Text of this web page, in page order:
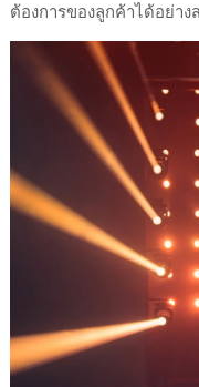
ต้องการของลูกค้าได้อย่า